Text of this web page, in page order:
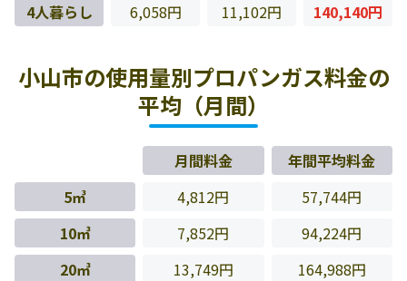
4人暮らし
6,058円 11,102円 140,140円
小山市の使用量別プロパンガス料金の
平均（月間）
月間料金
年間平均料金
5㎥
4,812円
57,744円
10㎥
7,852円
94,224円
20㎥
13,749円
164,988円